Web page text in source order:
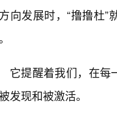
向发展时，“撸撸杜”
它提醒着我们，在每
发现和被激活。